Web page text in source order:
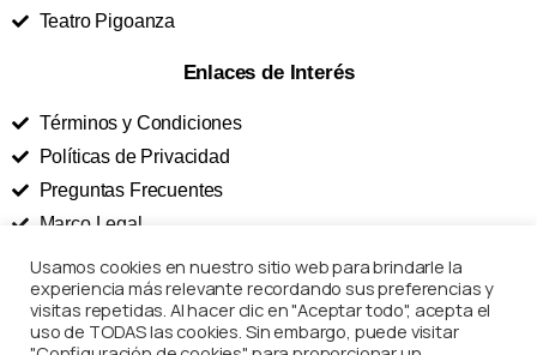
Teatro Pigoanza
Enlaces de Interés
Términos y Condiciones
Políticas de Privacidad
Preguntas Frecuentes
Marco Legal
Corposanpedro – Todos los derechos reservados
Usamos cookies en nuestro sitio web para brindarle la
experiencia más relevante recordando sus preferencias y
visitas repetidas. Al hacer clic en "Aceptar todo", acepta el
uso de TODAS las cookies. Sin embargo, puede visitar